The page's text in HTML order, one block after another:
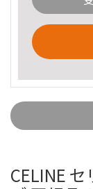
CELINE